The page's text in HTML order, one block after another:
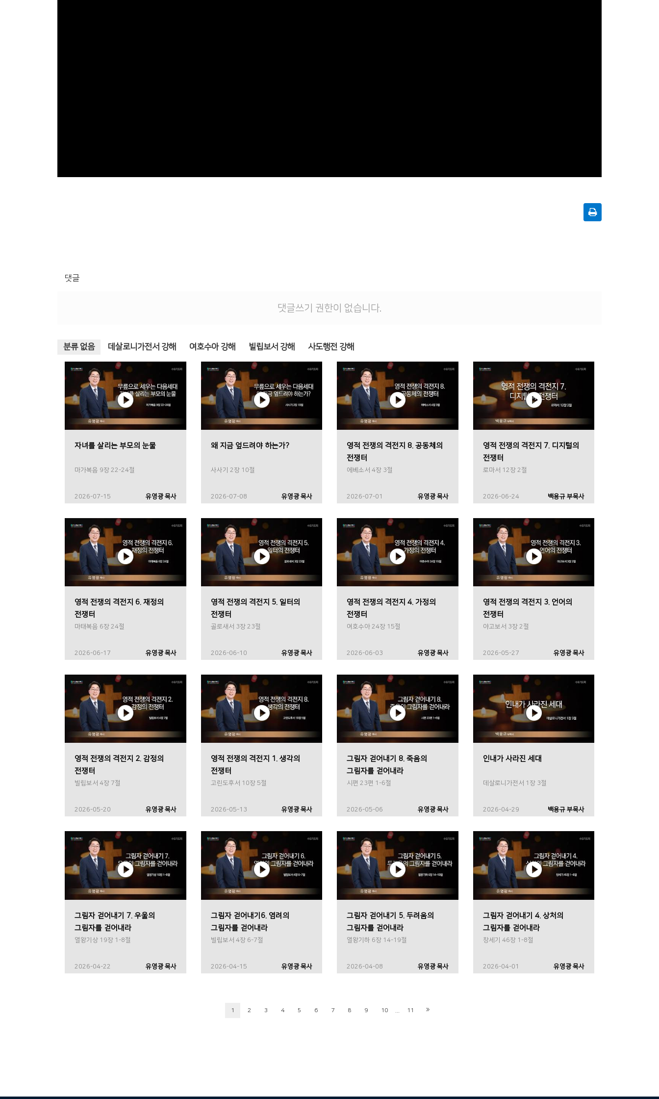
댓글
댓글쓰기 권한이 없습니다.
분류 없음 데살로니가전서 강해 여호수아 강해 빌립보서 강해 사도행전 강해
자녀를 살리는 부모의 눈물
마가복음 9장 22-24절
2026-07-15 유영광 목사
왜 지금 엎드려야 하는가?
사사기 2장 10절
2026-07-08 유영광 목사
영적 전쟁의 격전지 8. 공동체의
전쟁터
에베소서 4장 3절
2026-07-01 유영광 목사
영적 전쟁의 격전지 7. 디지털의
전쟁터
로마서 12장 2절
2026-06-24 백용규 부목사
영적 전쟁의 격전지 6. 재정의
전쟁터
마태복음 6장 24절
2026-06-17 유영광 목사
영적 전쟁의 격전지 5. 일터의
전쟁터
골로새서 3장 23절
2026-06-10 유영광 목사
영적 전쟁의 격전지 4. 가정의
전쟁터
여호수아 24장 15절
2026-06-03 유영광 목사
영적 전쟁의 격전지 3. 언어의
전쟁터
야고보서 3장 2절
2026-05-27 유영광 목사
영적 전쟁의 격전지 2. 감정의
전쟁터
빌립보서 4장 7절
2026-05-20 유영광 목사
영적 전쟁의 격전지 1. 생각의
전쟁터
고린도후서 10장 5절
2026-05-13 유영광 목사
그림자 걷어내기 8. 죽음의
그림자를 걷어내라
시편 23편 1-6절
2026-05-06 유영광 목사
인내가 사라진 세대
데살로니가전서 1장 3절
2026-04-29 백용규 부목사
그림자 걷어내기 7. 우울의
그림자를 걷어내라
열왕기상 19장 1-8절
2026-04-22 유영광 목사
그림자 걷어내기6. 염려의
그림자를 걷어내라
빌립보서 4장 6-7절
2026-04-15 유영광 목사
그림자 걷어내기 5. 두려움의
그림자를 걷어내라
열왕기하 6장 14-19절
2026-04-08 유영광 목사
그림자 걷어내기 4. 상처의
그림자를 걷어내라
창세기 46장 1-8절
2026-04-01 유영광 목사
1 2 3 4 5 6 7 8 9 10 11